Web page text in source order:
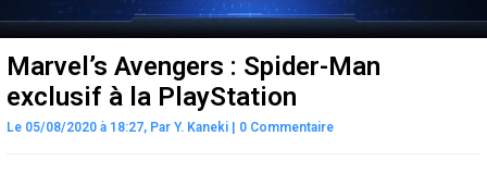
Marvel’s Avengers : Spider-Man
exclusif à la PlayStation
Le 05/08/2020 à 18:27, Par Y. Kaneki 0 Commentaire